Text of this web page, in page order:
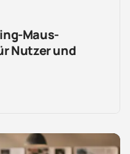
Maus-
Nutzer und